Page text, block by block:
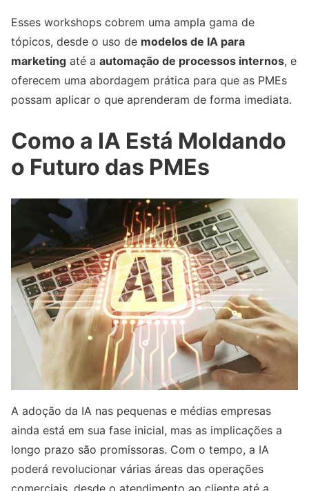
Esses workshops cobrem uma ampla gama de
tópicos, desde o uso de modelos de IA para
marketing até a automação de processos internos, e
oferecem uma abordagem prática para que as PMEs
possam aplicar o que aprenderam de forma imediata.
Como a IA Está Moldando
o Futuro das PMEs
A adoção da IA nas pequenas e médias empresas
ainda está em sua fase inicial, mas as implicações a
longo prazo são promissoras. Com o tempo, a IA
poderá revolucionar várias áreas das operações